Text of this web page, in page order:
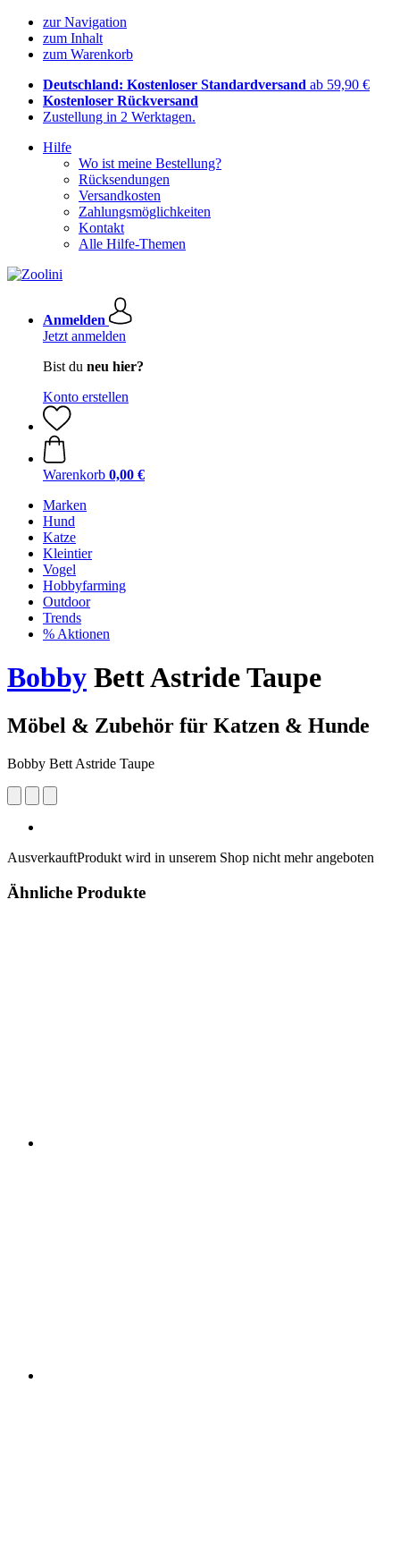
zur Navigation
zum Inhalt
zum Warenkorb
Deutschland: Kostenloser Standardversand ab 59,90 €
Kostenloser Rückversand
Zustellung in 2 Werktagen.
Hilfe
Wo ist meine Bestellung?
Rücksendungen
Versandkosten
Zahlungsmöglichkeiten
Kontakt
Alle Hilfe-Themen
Anmelden
Jetzt anmelden
Bist du neu hier?
Konto erstellen
Warenkorb 0,00 €
Marken
Hund
Katze
Kleintier
Vogel
Hobbyfarming
Outdoor
Trends
% Aktionen
Bobby Bett Astride Taupe
Möbel & Zubehör für Katzen & Hunde
Bobby Bett Astride Taupe
AusverkauftProdukt wird in unserem Shop nicht mehr angeboten
Ähnliche Produkte